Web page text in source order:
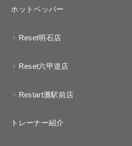
ホットペッパー
Reset明石店
Reset六甲道店
Restart灘駅前店
トレーナー紹介